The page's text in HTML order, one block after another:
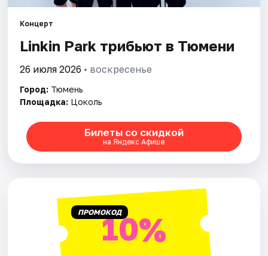
Площадки
Артисты
Рейтинги
Концерт
Linkin Park трибьют в Тюмени
26 июля 2026 • воскресенье
Город: Тюмень
Площадка: Цоколь
Билеты со скидкой
на Яндекс Афише
ПРОМОКОД10%